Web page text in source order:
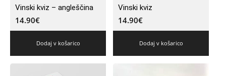
Vinski kviz – angleščina
14.90€
Dodaj v košarico
Vinski kviz
14.90€
Dodaj v košarico